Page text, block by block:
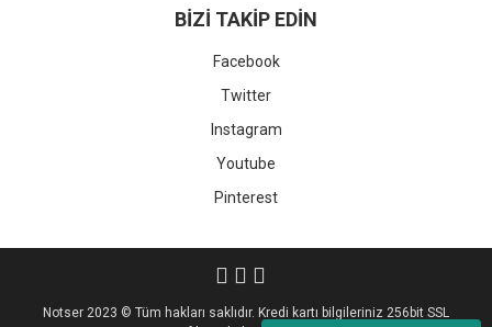
BİZİ TAKİP EDİN
Facebook
Twitter
Instagram
Youtube
Pinterest
Notser 2023 © Tüm hakları saklıdır. Kredi kartı bilgileriniz 256bit SSL